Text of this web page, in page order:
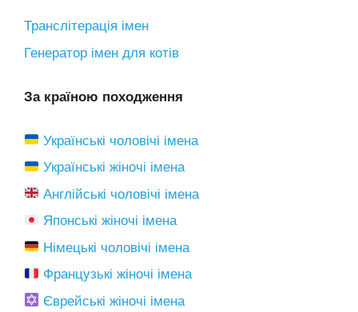
Транслітерація імен
Генератор імен для котів
За країною походження
Українські чоловічі імена
Українські жіночі імена
Англійські чоловічі імена
Японські жіночі імена
Німецькі чоловічі імена
Французькі жіночі імена
Єврейські жіночі імена